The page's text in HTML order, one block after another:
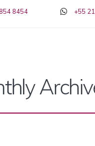
8454 +55